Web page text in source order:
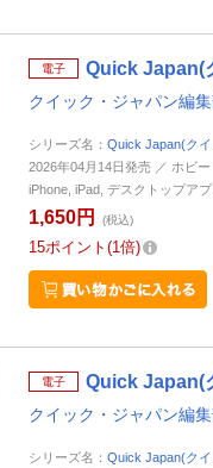
電子 Quick Japan(
クイック・ジャパン編
シリーズ名： Quick Japan(ク
2026年04月14日発売 ／ ホビ
iPhone, iPad, デスクトップア
1,650円 (税込)
15ポイント 1倍
電子 Quick Japan(
クイック・ジャパン編
シリーズ名： Quick Japan(ク